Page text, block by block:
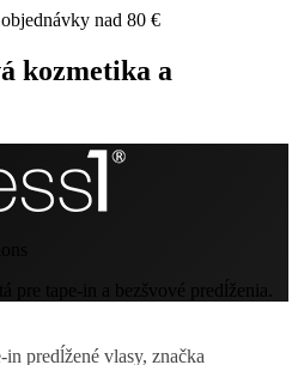
nad 80 €
kozmetika a
pre tape-in a bezšvové predĺženia.
predĺžené vlasy, značka